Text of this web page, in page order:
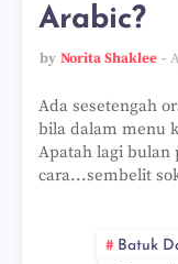
Arabic?
by Norita Shaklee
Ada sesetengah
bila dalam menu
Apatah lagi bulan
cara...sembelit
Batuk